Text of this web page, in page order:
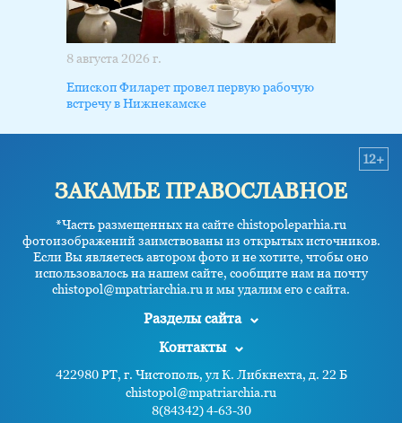
8 августа 2026 г.
Епископ Филарет провел первую рабочую
встречу в Нижнекамске
ЗАКАМЬЕ ПРАВОСЛАВНОЕ
*Часть размещенных на сайте chistopoleparhia.ru
фотоизображений заимствованы из открытых источников.
Если Вы являетесь автором фото и не хотите, чтобы оно
использовалось на нашем сайте, сообщите нам на почту
chistopol@mpatriarchia.ru и мы удалим его с сайта.
12+
Разделы сайта
Контакты
422980 РТ, г. Чистополь, ул К. Либкнехта, д. 22 Б
chistopol@mpatriarchia.ru
8(84342) 4-63-30